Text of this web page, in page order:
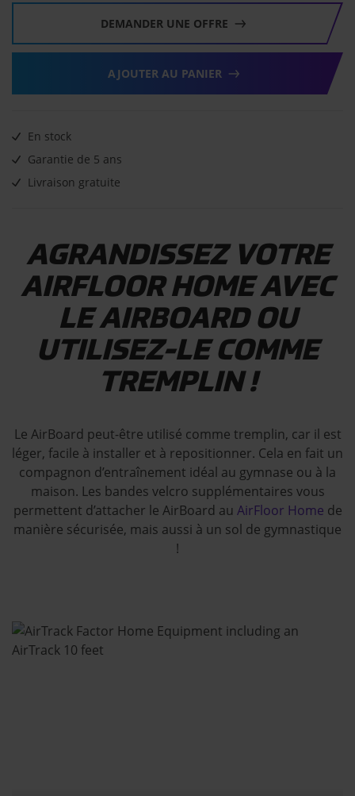
DEMANDER UNE OFFRE
AJOUTER AU PANIER
En stock
Garantie de 5 ans
Livraison gratuite
AGRANDISSEZ VOTRE
AIRFLOOR HOME AVEC
LE AIRBOARD OU
UTILISEZ-LE COMME
TREMPLIN !
Le AirBoard peut-être utilisé comme tremplin, car il est
léger, facile à installer et à repositionner. Cela en fait un
compagnon d’entraînement idéal au gymnase ou à la
maison. Les bandes velcro supplémentaires vous
permettent d’attacher le AirBoard au AirFloor Home de
manière sécurisée, mais aussi à un sol de gymnastique
!